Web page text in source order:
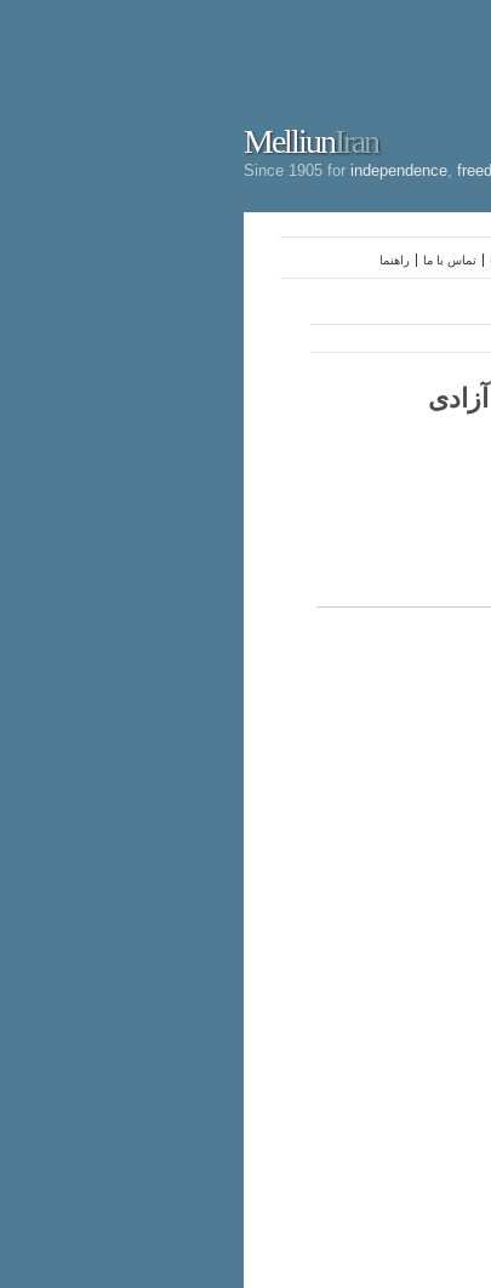
MelliunIran
Since 1905 for independence
راهنما تماس با ما
برای آزادی